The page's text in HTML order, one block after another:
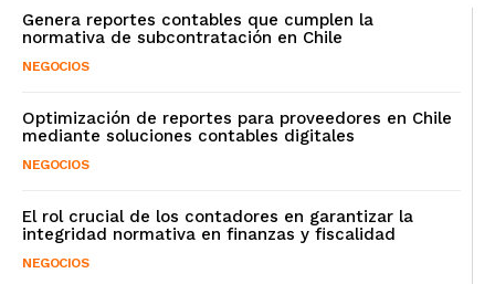
Genera reportes contables que cumplen la
normativa de subcontratación en Chile
NEGOCIOS
Optimización de reportes para proveedores en Chile
mediante soluciones contables digitales
NEGOCIOS
El rol crucial de los contadores en garantizar la
integridad normativa en finanzas y fiscalidad
NEGOCIOS